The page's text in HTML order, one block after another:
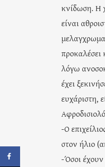
κνίδωση. Η
είναι
προκαλέσει
λόγω
έχει
ευχάριστη,
-Ο
στον ήλιο
-Όσοι έχουν